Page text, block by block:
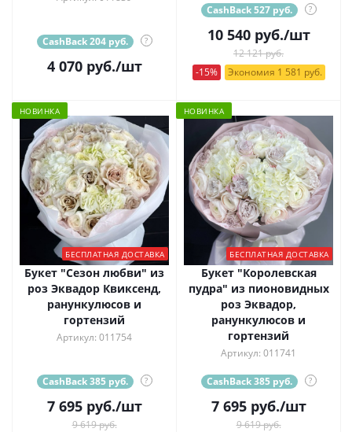
CashBack 204 руб. ?
4 070руб./шт
CashBack 527 руб. ?
10 540руб./шт
12 121 руб.
-15%
Экономия 1 581 руб.
НОВИНКА
БЕСПЛАТНАЯ ДОСТАВКА
Букет "Сезон любви" из
роз Эквадор Квиксенд,
ранункулюсов и
гортензий
Артикул: 011754
CashBack 385 руб. ?
7 695руб./шт
9 619 руб.
НОВИНКА
БЕСПЛАТНАЯ ДОСТАВКА
Букет "Королевская
пудра" из пионовидных
роз Эквадор,
ранункулюсов и
гортензий
Артикул: 011741
CashBack 385 руб. ?
7 695руб./шт
9 619 руб.